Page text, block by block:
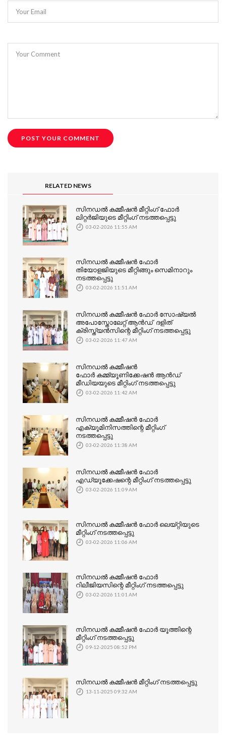
Your Email
Your Comment
RELATED NEWS
സിനഡൽ കമ്മീഷൻ മീറ്റിംഗ് ഫോർ
ലിറ്റർജിയുടെ മീറ്റിംഗ് നടത്തപ്പെട്ടു
03-02-2026 11:55 AM
സിനഡൽ കമ്മീഷൻ ഫോർ
തിയോളജിയുടെ മീറ്റിങ്ങും സെമിനാറും
നടത്തപ്പെട്ടു
03-02-2026 11:51 AM
സിനഡൽ കമ്മീഷൻ ഫോർ സോഷ്യൽ
അപോസ്തോലേറ്റ് ആൻഡ് ദളിത്
ക്രിസ്ത്യൻസിന്റെ മീറ്റിംഗ് നടത്തപ്പെട്ടു
03-02-2026 11:47 AM
സിനഡൽ കമ്മീഷൻ
ഫോർ കമ്മ്യൂണിക്കേഷൻ ആൻഡ്
മീഡിയയുടെ മീറ്റിംഗ് നടത്തപ്പെട്ടു
03-02-2026 11:42 AM
സിനഡൽ കമ്മീഷൻ ഫോർ
എക്യൂമിനിസത്തിന്റെ മീറ്റിംഗ്
നടത്തപ്പെട്ടു
03-02-2026 11:38 AM
സിനഡൽ കമ്മീഷൻ ഫോർ
എഡ്യൂക്കേഷന്റെ മീറ്റിംഗ് നടത്തപ്പെട്ടു
03-02-2026 11:09 AM
സിനഡൽ കമ്മീഷൻ ഫോർ ലെയ്റ്റിയുടെ
മീറ്റിംഗ് നടത്തപ്പെട്ടു
03-02-2026 11:06 AM
സിനഡൽ കമ്മീഷൻ ഫോർ
റിലീജിയസിന്റെ മീറ്റിംഗ് നടത്തപ്പെട്ടു
03-02-2026 11:01 AM
സിനഡൽ കമ്മീഷൻ ഫോർ യൂത്തിന്റെ
മീറ്റിംഗ് നടത്തപ്പെട്ടു
09-12-2025 08:52 PM
സിനഡൽ കമ്മീഷൻ മീറ്റിംഗ് നടത്തപ്പെട്ടു
13-11-2025 09:32 AM